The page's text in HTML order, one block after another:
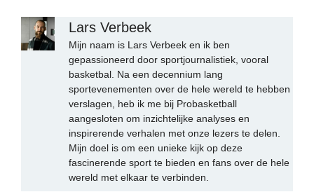
Lars Verbeek
Mijn naam is Lars Verbeek en ik ben
gepassioneerd door sportjournalistiek, vooral
basketbal. Na een decennium lang
sportevenementen over de hele wereld te hebben
verslagen, heb ik me bij Probasketball
aangesloten om inzichtelijke analyses en
inspirerende verhalen met onze lezers te delen.
Mijn doel is om een unieke kijk op deze
fascinerende sport te bieden en fans over de hele
wereld met elkaar te verbinden.